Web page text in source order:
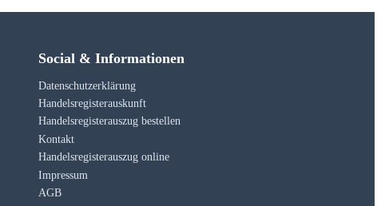
Social & Informationen
Datenschutzerklärung
Handelsregisterauskunft
Handelsregisterauszug bestellen
Kontakt
Handelsregisterauszug online
Impressum
AGB